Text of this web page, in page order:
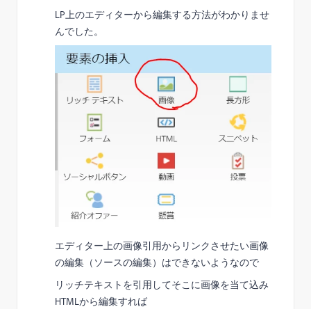
LP上のエディターから編集する方法がわかりませ
んでした。
エディター上の画像引用からリンクさせたい画像
の編集（ソースの編集）はできないようなので
リッチテキストを引用してそこに画像を当て込み
HTMLから編集すれば